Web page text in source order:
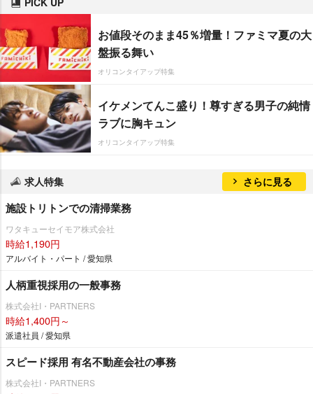
お値段そのまま45％増量！ファミマ夏の大
盤振る舞い
オリコンタイアップ特集
イケメンてんこ盛り！尊すぎる男子の純情
ラブに胸キュン
オリコンタイアップ特集
求人特集 さらに見る
施設トリトンでの清掃業務
ワタキューセイモア株式会社
時給1,190円
アルバイト・パート / 愛知県
人柄重視採用の一般事務
株式会社I・PARTNERS
時給1,400円～
派遣社員 / 愛知県
スピード採用 有名不動産会社の事務
株式会社I・PARTNERS